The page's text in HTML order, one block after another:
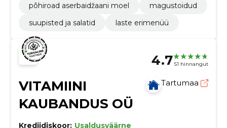
põhiroad aserbaidžaani moel
magustoidud
suupisted ja salatid
laste erimenüü
4.7 51 hinnangut
VITAMIINI
KAUBANDUS OÜ
Tartumaa
Krediidiskoor: Usaldusväärne